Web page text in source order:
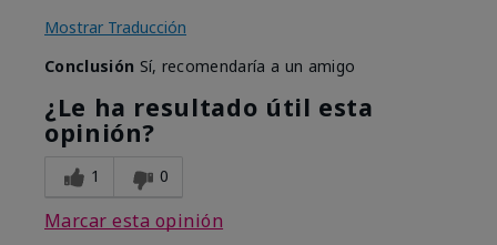
Mostrar Traducción
Conclusión Sí, recomendaría a un amigo
¿Le ha resultado útil esta
opinión?
1 0
Marcar esta opinión